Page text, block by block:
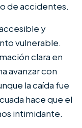
de accidentes.
y
vulnerable.
clara en
avanzar con
la caída fue
hace que el
intimidante.